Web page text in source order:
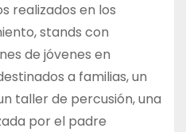
realizados en los
stands con
de jóvenes en
a familias, un
taller de percusión, una
por el padre